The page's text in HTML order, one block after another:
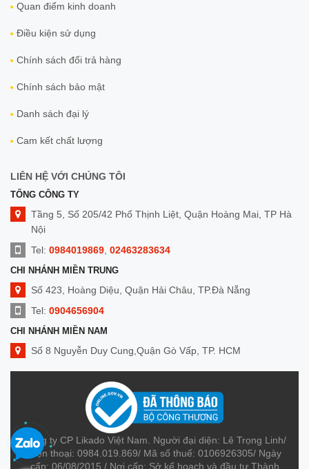
Quan điểm kinh doanh
Điều kiện sử dụng
Chính sách đổi trả hàng
Chính sách bảo mật
Danh sách đại lý
Cam kết chất lượng
LIÊN HỆ VỚI CHÚNG TÔI
TỔNG CÔNG TY
Tầng 5, Số 205/42 Phố Thịnh Liệt, Quận Hoàng Mai, TP Hà
Nội
Tel: 0984019869 02463283634
CHI NHÁNH MIỀN TRUNG
Số 423, Hoàng Diệu, Quận Hải Châu, TP.Đà Nẵng
Tel: 0904656904
CHI NHÁNH MIỀN NAM
Số 8 Nguyễn Duy Cung,Quận Gò Vấp, TP. HCM
Tel:0909014299
Công ty CP Likado Việt Nam. Người đại diện: Lê Trọng Linh/
Điện thoại: 0984.019.869/ Mã số thuế: 0106926305/ Ngày
cấp: 06/08/2015 / Nơi cấp: Sở kế hoạch và đầu tư Thành